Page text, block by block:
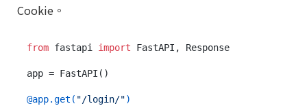
Cookie。
from fastapi import FastAPI, Response
app = FastAPI()
@app.get( "/login/")